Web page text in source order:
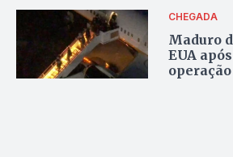
CHEGADA
Maduro
EUA